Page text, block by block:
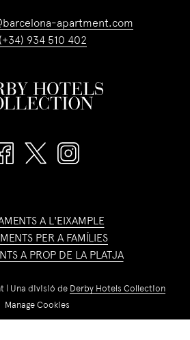
apartment.com
(+34) 934 510 402
A L'EIXAMPLE
PER A FAMÍLIES
A PROP DE LA PLATJA
| Una divisió de Derby Hotels Collection
Manage Cookies